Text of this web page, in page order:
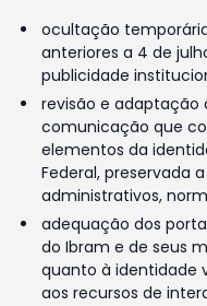
ocultação
anteriores a 4 de
publicidade
revisão e adaptação
comunicação que
elementos da
Federal, preservada
administrativos,
adequação dos
do Ibram e de seus
quanto à identidade
aos recursos de